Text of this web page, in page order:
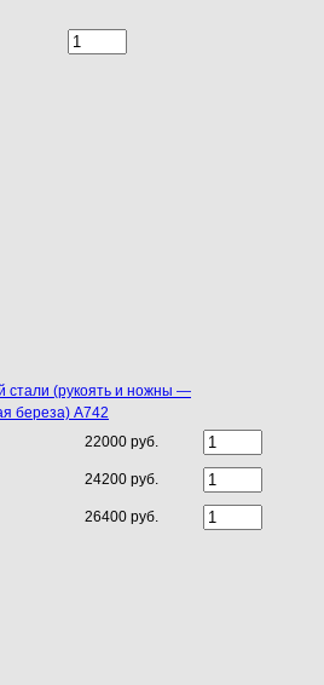
стали (рукоять и ножны —
береза) A742
22000 руб.
24200 руб.
26400 руб.